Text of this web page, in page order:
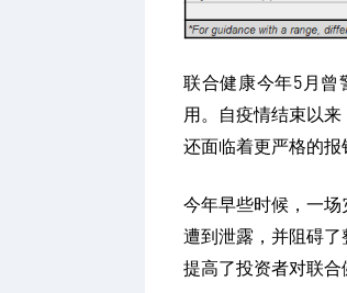
联合健康今年5月曾
用。自疫情结束以
还面临着更严格的报
今年早些时候，一
遭到泄露，并阻碍
提高了投资者对联合